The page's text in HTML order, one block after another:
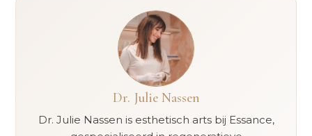
Dr. Julie Nassen
Dr. Julie Nassen is esthetisch arts bij Essance,